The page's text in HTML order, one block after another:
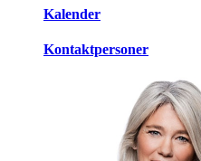
Kalender
Kontaktpersoner